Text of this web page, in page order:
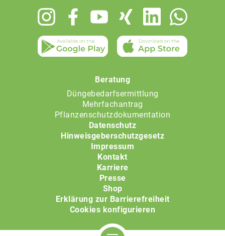
Beratung
Düngebedarfsermittlung
Mehrfachantrag
Pflanzenschutzdokumentation
Datenschutz
Hinweisgeberschutzgesetz
Impressum
Kontakt
Karriere
Presse
Shop
Erklärung zur Barrierefreiheit
Cookies konfigurieren